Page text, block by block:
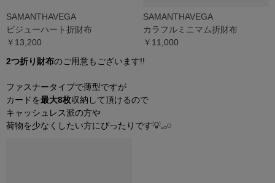
SAMANTHAVEGA
ビジューハート折財布
￥13,200
SAMANTHAVEGA
カラフルミニマム折財布
￥11,000
2つ折り 財布のご用意もございます!!
ファスナータイプで薄型ですが
カードを最大8枚収納して頂けるので
キャッシュレス派の方や
荷物を少なくしたい方にぴったりです💡𓈒𓂂𓏸